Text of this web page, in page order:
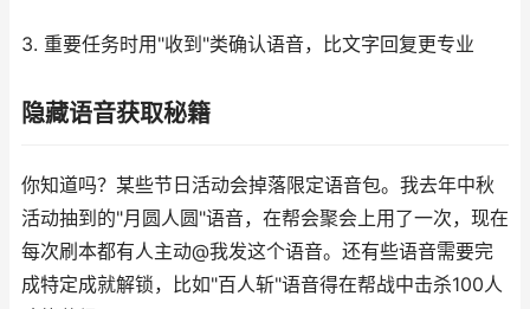
3. 重要任务时用"收到"类确认语音，比文字回复更专业
隐藏语音获取秘籍
你知道吗？某些节日活动会掉落限定语音包。我去年中秋
活动抽到的"月圆人圆"语音，在帮会聚会上用了一次，现在
每次刷本都有人主动@我发这个语音。还有些语音需要完
成特定成就解锁，比如"百人斩"语音得在帮战中击杀100人